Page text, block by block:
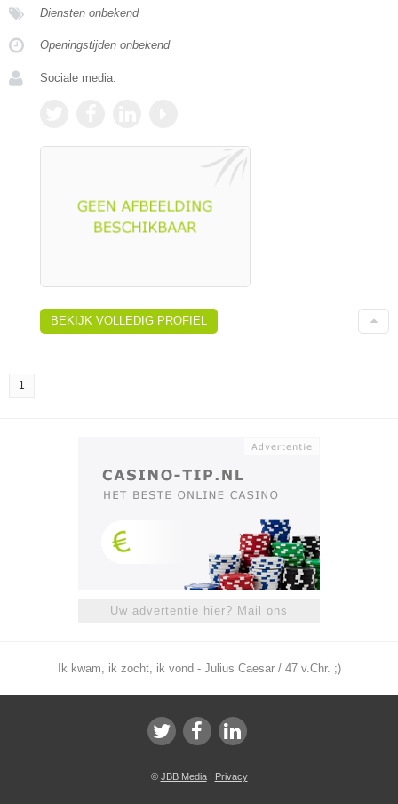
Diensten onbekend
Openingstijden onbekend
Sociale media:
BEKIJK VOLLEDIG PROFIEL
1
Uw advertentie hier? Mail ons
Ik kwam, ik zocht, ik vond - Julius Caesar / 47 v.Chr. ;)
© JBB Media| Privacy